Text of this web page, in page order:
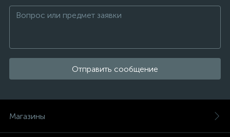
Отправить сообщение
Магазины